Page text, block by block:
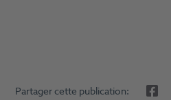
Partager cette publication: